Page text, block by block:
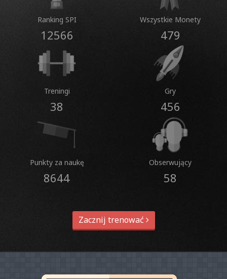
Ranking SPI
12566
Wszystkie Monety
479
Treningi
38
Gry
456
Punkty za naukę
8644
Obserwujący
58
Zacznij trenować